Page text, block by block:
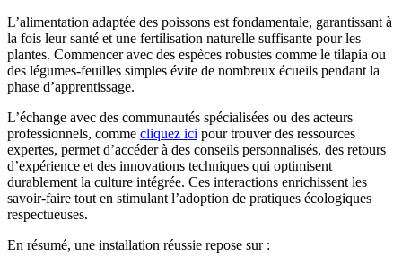
L’alimentation adaptée des poissons est fondamentale, garantissant à
la fois leur santé et une fertilisation naturelle suffisante pour les
plantes. Commencer avec des espèces robustes comme le tilapia ou
des légumes-feuilles simples évite de nombreux écueils pendant la
phase d’apprentissage.
L’échange avec des communautés spécialisées ou des acteurs
professionnels, comme cliquez ici pour trouver des ressources
expertes, permet d’accéder à des conseils personnalisés, des retours
d’expérience et des innovations techniques qui optimisent
durablement la culture intégrée. Ces interactions enrichissent les
savoir-faire tout en stimulant l’adoption de pratiques écologiques
respectueuses.
En résumé, une installation réussie repose sur :